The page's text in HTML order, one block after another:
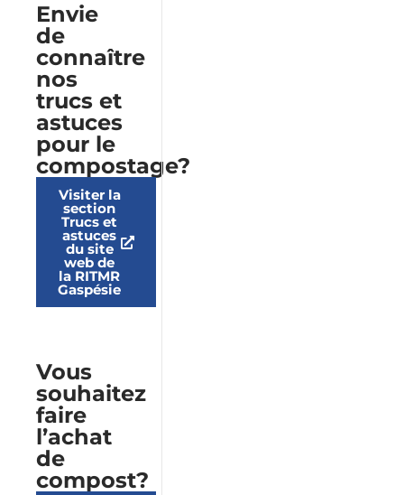
Envie
de
connaître
nos
trucs et
astuces
pour le
compostage?
Visiter la
section
Trucs et
astuces
du site
web de
la RITMR
Gaspésie
Vous
souhaitez
faire
l’achat
de
compost?